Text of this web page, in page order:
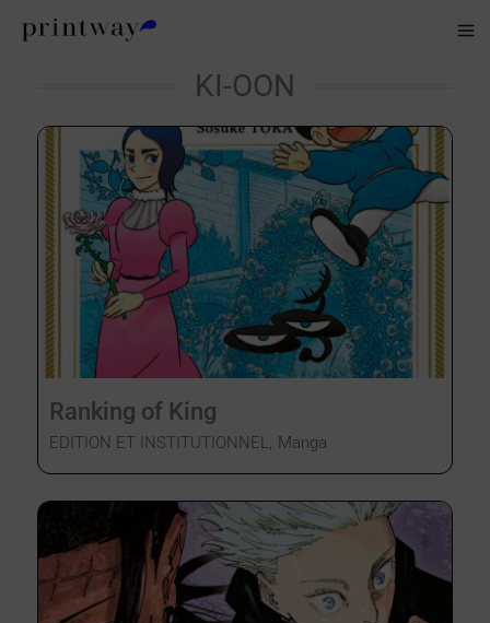
KI-OON
Ranking of King
EDITION ET INSTITUTIONNEL, Manga